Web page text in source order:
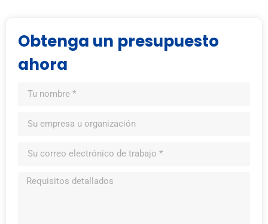
Obtenga un presupuesto
ahora